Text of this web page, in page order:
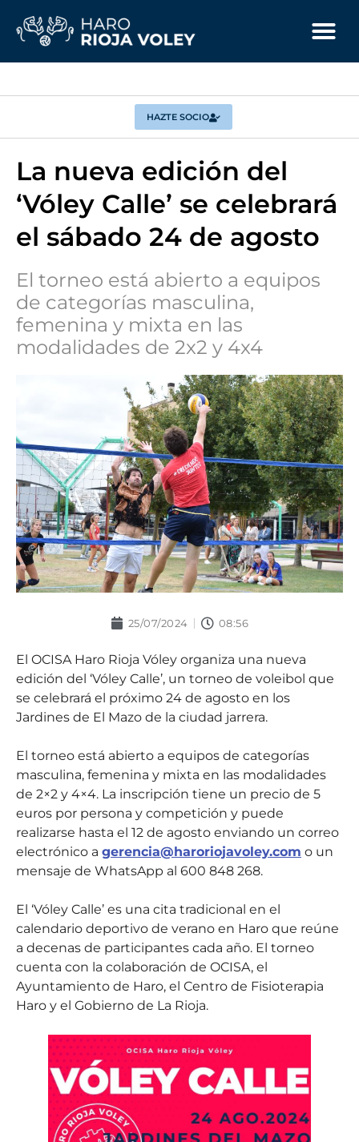
HAZTE SOCIO
La nueva edición del
‘Vóley Calle’ se celebrará
el sábado 24 de agosto
El torneo está abierto a equipos
de categorías masculina,
femenina y mixta en las
modalidades de 2x2 y 4x4
25/07/2024 08:56
El OCISA Haro Rioja Vóley organiza una nueva
edición del ‘Vóley Calle’, un torneo de voleibol que
se celebrará el próximo 24 de agosto en los
Jardines de El Mazo de la ciudad jarrera.
El torneo está abierto a equipos de categorías
masculina, femenina y mixta en las modalidades
de 2×2 y 4×4. La inscripción tiene un precio de 5
euros por persona y competición y puede
realizarse hasta el 12 de agosto enviando un correo
electrónico a gerencia@haroriojavoley.com o un
mensaje de WhatsApp al 600 848 268.
El ‘Vóley Calle’ es una cita tradicional en el
calendario deportivo de verano en Haro que reúne
a decenas de participantes cada año. El torneo
cuenta con la colaboración de OCISA, el
Ayuntamiento de Haro, el Centro de Fisioterapia
Haro y el Gobierno de La Rioja.